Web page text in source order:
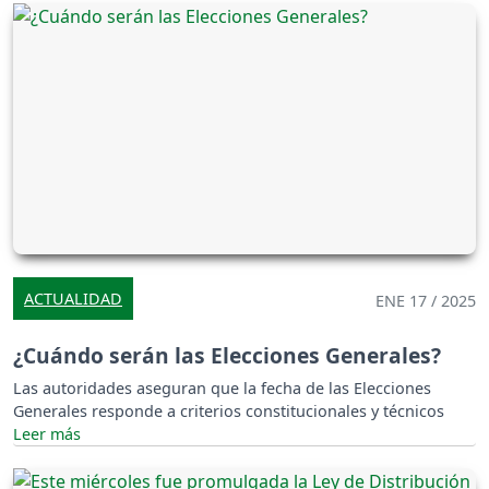
ACTUALIDAD ENE 17 / 2025
¿Cuándo serán las Elecciones Generales?
Las autoridades aseguran que la fecha de las Elecciones
Generales responde a criterios constitucionales y técnicos